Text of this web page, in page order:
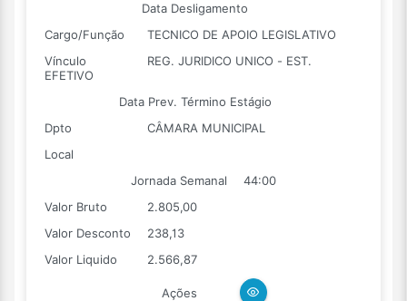
Data Desligamento
Cargo/Função
TECNICO DE APOIO LEGISLATIVO
Vínculo
REG. JURIDICO UNICO - EST.
EFETIVO
Data Prev. Término Estágio
Dpto
CÂMARA MUNICIPAL
Local
Jornada Semanal
44:00
Valor Bruto
2.805,00
Valor Desconto
238,13
Valor Liquido
2.566,87
Ações